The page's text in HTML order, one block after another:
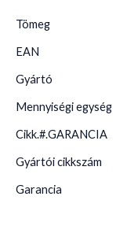
Tömeg
EAN
Gyártó
Mennyiségi egység
Cikk.#.GARANCIA
Gyártói cikkszám
Garancia